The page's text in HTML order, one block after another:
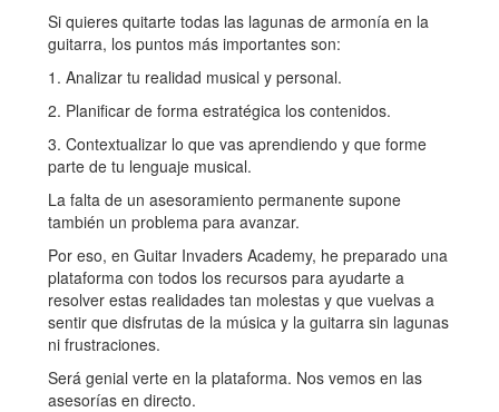
Si quieres quitarte todas las lagunas de armonía en la
guitarra, los puntos más importantes son:
1. Analizar tu realidad musical y personal.
2. Planificar de forma estratégica los contenidos.
3. Contextualizar lo que vas aprendiendo y que forme
parte de tu lenguaje musical.
La falta de un asesoramiento permanente supone
también un problema para avanzar.
Por eso, en Guitar Invaders Academy, he preparado una
plataforma con todos los recursos para ayudarte a
resolver estas realidades tan molestas y que vuelvas a
sentir que disfrutas de la música y la guitarra sin lagunas
ni frustraciones.
Será genial verte en la plataforma. Nos vemos en las
asesorías en directo.